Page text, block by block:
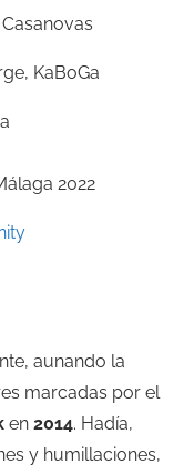
KaBoGa
2022
aunando la
marcadas por el
en 2014. Hadía,
y humillaciones,